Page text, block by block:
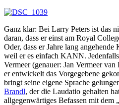
Ganz klar: Bei Larry Peters ist das
daran, dass er einst am Royal
Oder, dass er Jahre lang
weil er es einfach KANN.
Vermeer (genauer: Jan Vermeer
er entwickelt das Vorgegebene
bringt seine eigene Sprache
Brandl, der die Laudatio gehalten
allgegenwärtiges Befassen mit dem